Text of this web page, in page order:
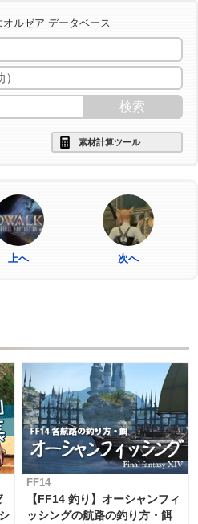
オルゼア データベース
素材計算ツール
上へ 次へ
FF14
【FF14 釣り】オーシャンフィ
ッシングの航路の釣り方・餌